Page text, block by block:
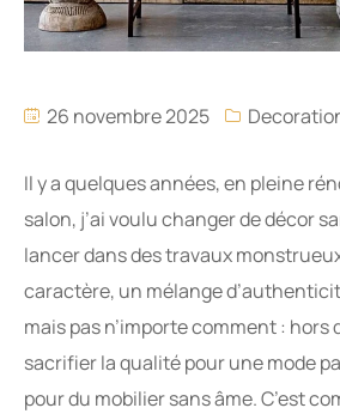
26 novembre 2025
Il y a quelques années, en pleine
salon, j’ai voulu changer de décor
lancer dans des travaux
caractère, un mélange
mais pas n’importe comment : hors
sacrifier la qualité pour une mode
pour du mobilier sans âme. C’est